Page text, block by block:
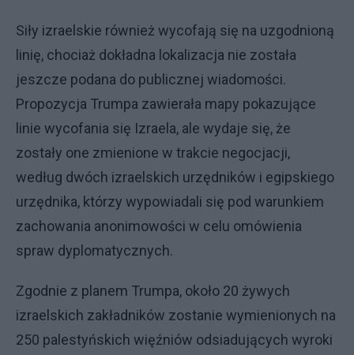
Siły izraelskie również wycofają się na uzgodnioną
linię, chociaż dokładna lokalizacja nie została
jeszcze podana do publicznej wiadomości.
Propozycja Trumpa zawierała mapy pokazujące
linie wycofania się Izraela, ale wydaje się, że
zostały one zmienione w trakcie negocjacji,
według dwóch izraelskich urzędników i egipskiego
urzędnika, którzy wypowiadali się pod warunkiem
zachowania anonimowości w celu omówienia
spraw dyplomatycznych.
Zgodnie z planem Trumpa, około 20 żywych
izraelskich zakładników zostanie wymienionych na
250 palestyńskich więźniów odsiadujących wyroki